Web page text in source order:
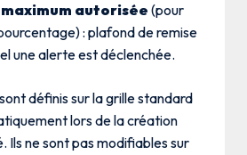
autorisée (pour
: plafond de remise
une alerte est déclenchée.
définis sur la grille standard
lors de la création
Ils ne sont pas modifiables sur